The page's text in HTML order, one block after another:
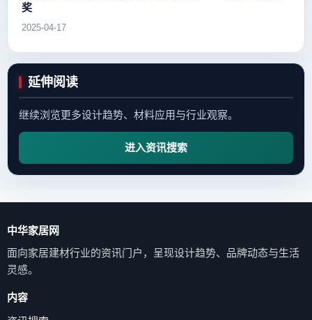
奖
2025-04-17
延伸阅读
继续浏览更多设计趋势、材料应用与行业观察。
进入资讯搜索
中华家居网
面向家居建材行业的资讯门户，呈现设计趋势、品牌动态与生活
灵感。
内容